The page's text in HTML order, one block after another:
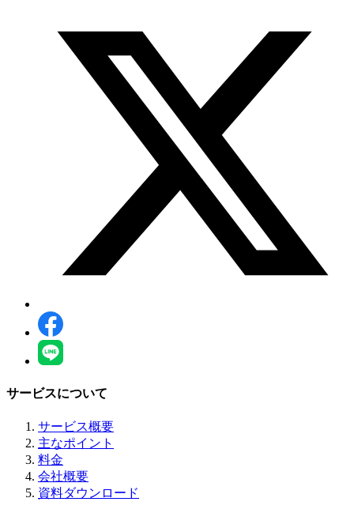
サービスについて
サービス概要
主なポイント
料金
会社概要
資料ダウンロード